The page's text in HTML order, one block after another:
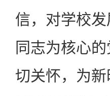
信，对学校
同志为核心
切关怀，为